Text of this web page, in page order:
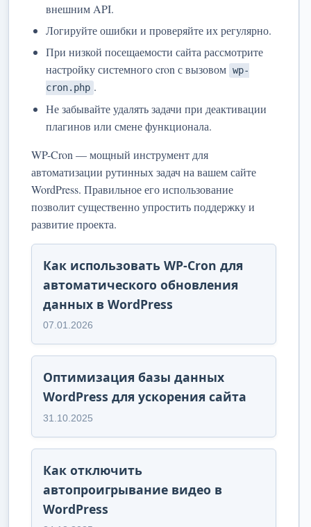
внешним API.
Логируйте ошибки и проверяйте их регулярно.
При низкой посещаемости сайта рассмотрите
настройку системного cron с вызовом wp-
cron.php .
Не забывайте удалять задачи при деактивации
плагинов или смене функционала.
WP-Cron — мощный инструмент для
автоматизации рутинных задач на вашем сайте
WordPress. Правильное его использование
позволит существенно упростить поддержку и
развитие проекта.
Как использовать WP-Cron для
автоматического обновления
данных в WordPress
07.01.2026
Оптимизация базы данных
WordPress для ускорения сайта
31.10.2025
Как отключить
автопроигрывание видео в
WordPress